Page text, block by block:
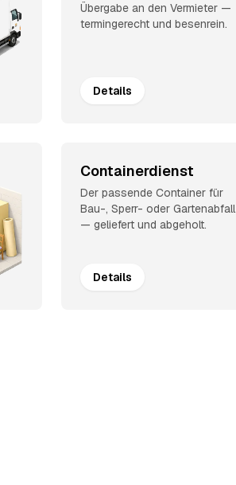
Übergabe an den Vermieter —
termingerecht und besenrein.
Details
Containerdienst
Der passende Container für
Bau-, Sperr- oder Gartenabfall
— geliefert und abgeholt.
Details